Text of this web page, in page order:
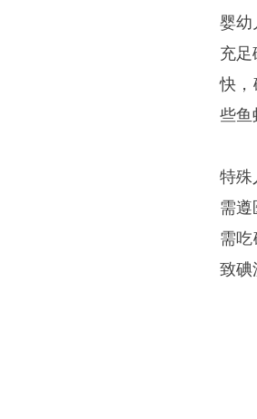
婴幼
充
快，
些鱼
特殊
需
需
致碘